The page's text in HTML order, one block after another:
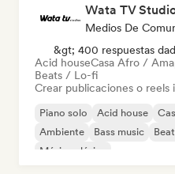
Wata TV
Medios De
&gt; 400 respuestas
Acid houseCasa Afro /
Beats / Lo-fi
Crear publicaciones o reels
Piano solo Acid house
Ambiente
Bass music
Música clásica